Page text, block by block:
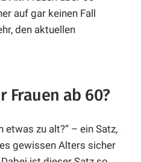
auf gar keinen Fall
den aktuellen
Frauen ab 60?
zu alt?“ – ein Satz,
gewissen Alters sicher